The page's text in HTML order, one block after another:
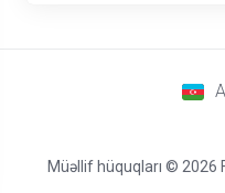
Müəllif hüquqları © 2026